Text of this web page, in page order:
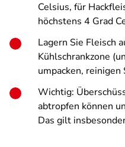
Celsius, für
höchstens 4 Grad
Lagern Sie Fleisch
Kühlschrankzone
umpacken,
Wichtig:
abtropfen können
Das gilt